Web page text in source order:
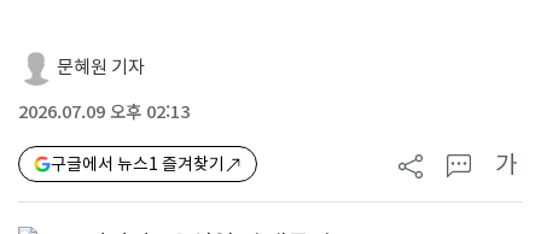
문혜원 기자
2026.07.09 오후 02:13
구글에서 뉴스1 즐겨찾기 가